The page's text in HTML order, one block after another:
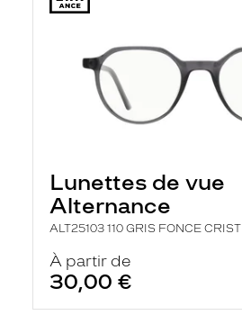
Lunettes de vue
Alternance
ALT25103 110 GRIS FONCE CRIST
À partir de
30,00 €